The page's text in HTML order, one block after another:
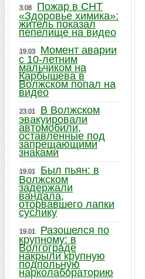
3.08
Пожар в СНТ
«Здоровье химика»:
житель показал
пепелище на видео
19.03
Момент аварии
с 10-летним
мальчиком на
Карбышева в
Волжском попал на
видео
23.01
В Волжском
эвакуировали
автомобили,
оставленные под
запрещающими
знаками
19.01
Был пьян: в
Волжском
задержали
вандала,
оторвавшего лапки
суслику
19.01
Разошелся по
крупному: в
Волгограде
накрыли крупную
подпольную
нарколабораторию